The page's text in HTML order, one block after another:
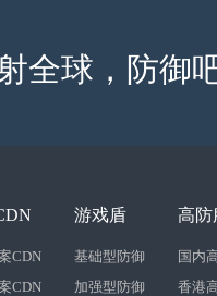
全球，防御
CDN
CDN
游戏盾
基础型防御
加强型防御
高防
国内
香港